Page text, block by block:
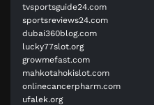
tvsportsguide24.com
sportsreviews24.com
dubai360blog.com
lucky77slot.org
growmefast.com
mahkotahokislot.com
onlinecancerpharm.com
ufalek.org